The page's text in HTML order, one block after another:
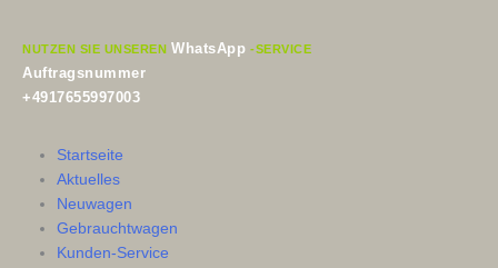
NUTZEN SIE UNSEREN WhatsApp -SERVICE
Auftragsnummer
+4917655997003
Startseite
Aktuelles
Neuwagen
Gebrauchtwagen
Kunden-Service